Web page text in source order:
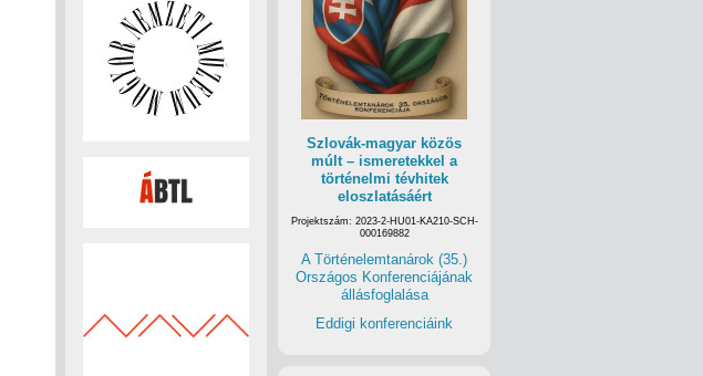
Szlovák-magyar közös
múlt – ismeretekkel a
történelmi tévhitek
eloszlatásáért
Projektszám: 2023-2-HU01-KA210-SCH-
000169882
A Történelemtanárok (35.)
Országos Konferenciájának
állásfoglalása
Eddigi konferenciáink